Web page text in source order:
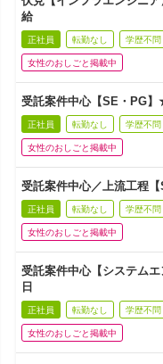
給
正社員 転勤なし 学歴不問
女性のおしごと掲載中
受託案件中心【SE・PG
正社員 転勤なし 学歴不問
女性のおしごと掲載中
受託案件中心／上流工程
正社員 転勤なし 学歴不問
女性のおしごと掲載中
受託案件中心【システム
日
正社員 転勤なし 学歴不問
女性のおしごと掲載中